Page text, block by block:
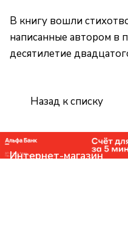
В книгу вошли
написанные автором в
десятилетие
Назад к списку
Интернет-магазин